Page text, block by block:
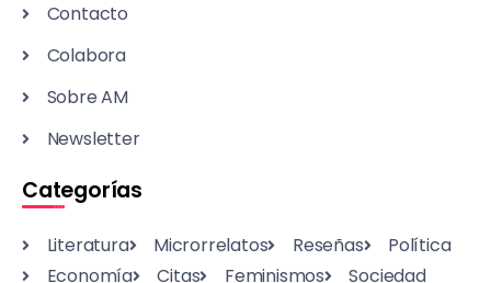
Contacto
Colabora
Sobre AM
Newsletter
Categorías
Literatura Microrrelatos Reseñas
Política
Economía
Citas Feminismos Sociedad